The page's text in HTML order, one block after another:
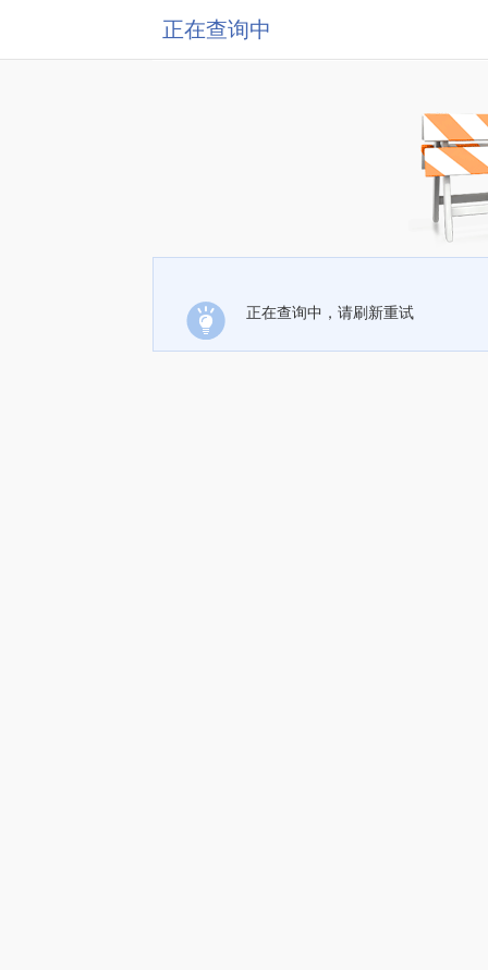
正在查询中
正在查询中，请刷新重试